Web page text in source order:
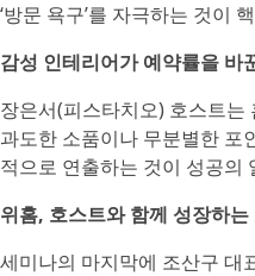
‘방문 욕구’를 자극하는 것이
감성 인테리어가 예약률을 바
장은서(피스타치오) 호스트
과도한 소품이나 무분별한 포
적으로 연출하는 것이 성공의
위홈, 호스트와 함께 성장하
세미나의 마지막에 조산구 대